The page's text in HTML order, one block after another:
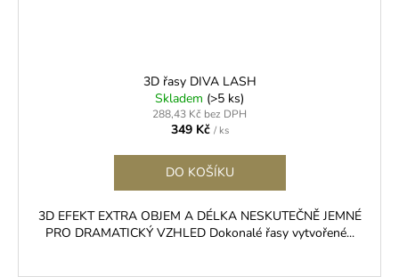
3D řasy DIVA LASH
Skladem (>5 ks)
288,43 Kč bez DPH
349 Kč / ks
DO KOŠÍKU
3D EFEKT EXTRA OBJEM A DÉLKA NESKUTEČNĚ JEMNÉ
PRO DRAMATICKÝ VZHLED Dokonalé řasy vytvořené...